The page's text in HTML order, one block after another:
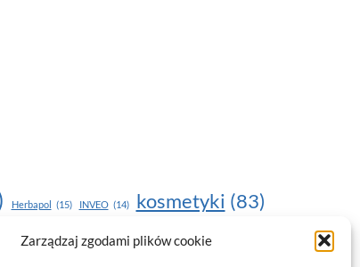
Zarządzaj zgodami plików cookie
Herbapol (15) INVEO (14) kosmetyki (83)
(187) nawilżanie skóry (22)